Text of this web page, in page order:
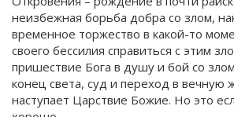
неизбежная борьба добра со злом,
временное торжество в какой-то
своего бессилия справиться с этим
пришествие Бога в душу и бой со
конец света, суд и переход в вечную
наступает Царствие Божие. Но это